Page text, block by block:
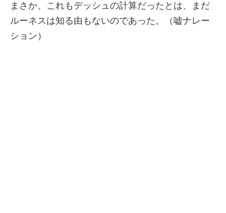
まさか、これもデッシュの計算だったとは、まだ
ルーネスは知る由もないのであった。（嘘ナレー
ション）